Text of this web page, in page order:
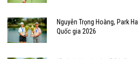
Nguyễn Trọng Hoàng, Park
Quốc gia 2026